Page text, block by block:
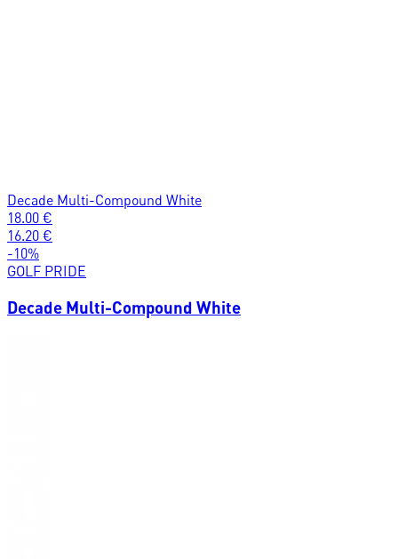
Decade Multi-Compound White
18.00 €
16.20 €
-10%
GOLF PRIDE
Decade Multi-Compound White